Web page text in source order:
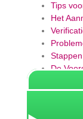
Tips
Het
De